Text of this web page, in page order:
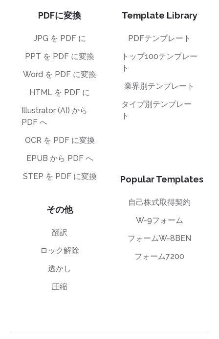
PDFに変換
JPG を PDF に
PPT を PDF に変換
Word を PDF に変換
HTML を PDF に
Illustrator (AI) から
PDF へ
OCR を PDF に変換
EPUB から PDF へ
STEP を PDF に変換
その他
翻訳
ロック解除
透かし
圧縮
Template Library
PDFテンプレート
トップ100テンプレー
ト
業界別テンプレート
タイプ別テンプレー
ト
Popular Templates
自己株式取得契約
W-9フォーム
フォームW-8BEN
フォーム7200